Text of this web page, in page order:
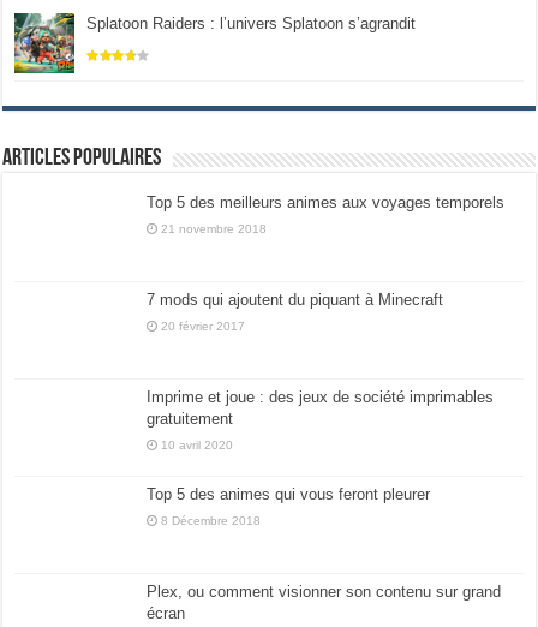
Splatoon Raiders : l’univers Splatoon s’agrandit
Articles populaires
Top 5 des meilleurs animes aux voyages temporels
21 novembre 2018
7 mods qui ajoutent du piquant à Minecraft
20 février 2017
Imprime et joue : des jeux de société imprimables
gratuitement
10 avril 2020
Top 5 des animes qui vous feront pleurer
8 Décembre 2018
Plex, ou comment visionner son contenu sur grand
écran